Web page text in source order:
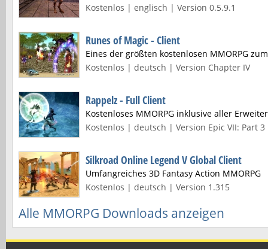
Kostenlos | englisch | Version 0.5.9.1
Runes of Magic - Client
Eines der größten kostenlosen MMORPG
Kostenlos | deutsch | Version Chapter IV
Rappelz - Full Client
Kostenloses MMORPG inklusive aller
Kostenlos | deutsch | Version Epic VII: Part 3
Silkroad Online Legend V Global Client
Umfangreiches 3D Fantasy Action MMORPG
Kostenlos | deutsch | Version 1.315
Alle MMORPG Downloads anzeigen